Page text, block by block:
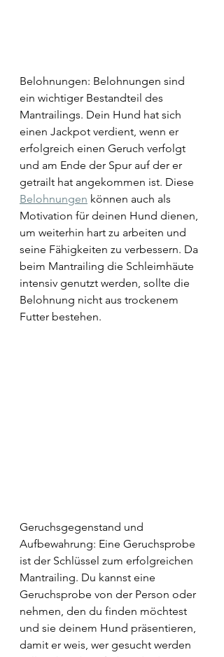
Belohnungen: Belohnungen sind
ein wichtiger Bestandteil des
Mantrailings. Dein Hund hat sich
einen Jackpot verdient, wenn er
erfolgreich einen Geruch verfolgt
und am Ende der Spur auf der er
getrailt hat angekommen ist. Diese
Belohnungen können auch als
Motivation für deinen Hund dienen,
um weiterhin hart zu arbeiten und
seine Fähigkeiten zu verbessern. Da
beim Mantrailing die Schleimhäute
intensiv genutzt werden, sollte die
Belohnung nicht aus trockenem
Futter bestehen.
Geruchsgegenstand und
Aufbewahrung: Eine Geruchsprobe
ist der Schlüssel zum erfolgreichen
Mantrailing. Du kannst eine
Geruchsprobe von der Person oder
nehmen, den du finden möchtest
und sie deinem Hund präsentieren,
damit er weis, wer gesucht werden